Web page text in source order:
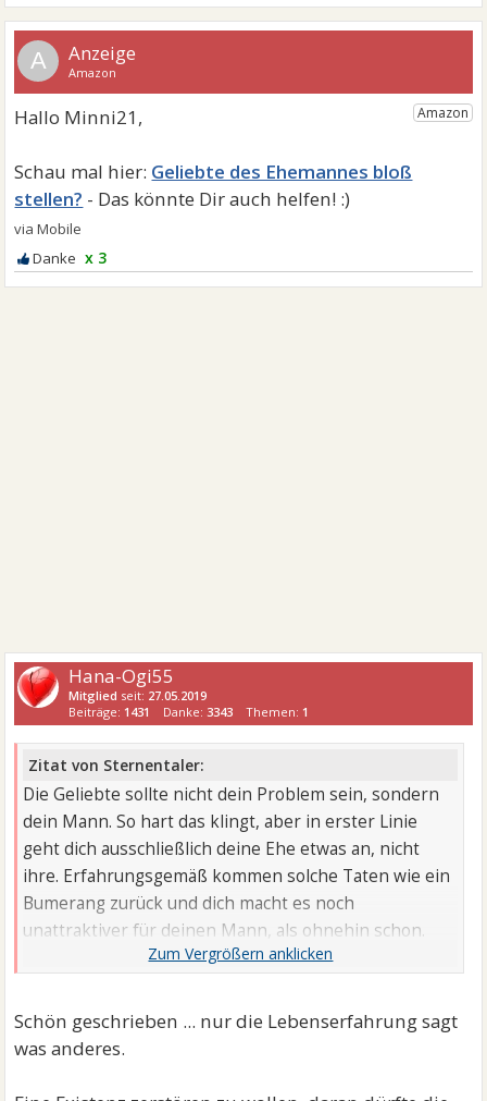
A
Geliebte des Ehemannes bloß
stellen?
x 3
Hana-Ogi55
Mitglied seit: 27.05.2019
Beiträge: 1431 Danke: 3343 Themen: 1
Zitat von Sternentaler:
Die Geliebte sollte nicht dein Problem sein, sondern
dein Mann. So hart das klingt, aber in erster Linie
geht dich ausschließlich deine Ehe etwas an, nicht
ihre. Erfahrungsgemäß kommen solche Taten wie ein
Bumerang zurück und dich macht es noch
unattraktiver für deinen Mann, als ohnehin schon.
Was sie beruflich macht, ist auch ihr Thema, eine
Hexenjagd und davon solltest du Abstand nehmen-
denn auch das kommt auf dich zurück. Ich sage immer,
bekommt irgendwann seine "Strafe", egal, ob ich das
Schön geschrieben ... nur die Lebenserfahrung sagt
was anderes.